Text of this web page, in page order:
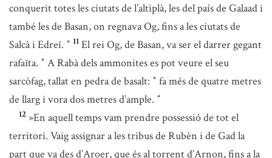
conquerit totes les ciutats de l’altiplà, les del país de Galaad i
també les de Basan, on regnava Og, fins a les ciutats de
Salcà i Edreí. * 11 El rei Og, de Basan, va ser el darrer gegant
rafaïta. * A Rabà dels ammonites es pot veure el seu
sarcòfag, tallat en pedra de basalt: * fa més de quatre metres
de llarg i vora dos metres d’ample. *
12 »En aquell temps vam prendre possessió de tot el
territori. Vaig assignar a les tribus de Rubèn i de Gad la
part que va des d’Aroer, que és al torrent d’Arnon, fins a la